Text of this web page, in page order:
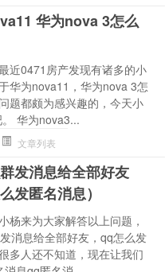
华为nova 3怎么
近0471房产发现有诸多的小
华为nova11，华为nova 3怎
题都颇为感兴趣的，今天小
华为nova3...
文章列表
发消息给全部好友
发匿名消息）
杨来为大家解答以上问题，
消息给全部好友，qq怎么发
多人还不知道，现在让我们